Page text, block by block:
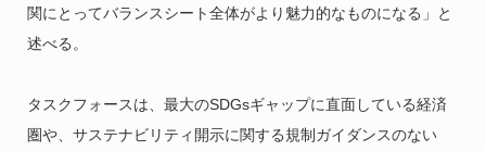
関にとってバランスシート全体がより魅力的なものになる」と
述べる。
タスクフォースは、最大のSDGsギャップに直面している経済
圏や、サステナビリティ開示に関する規制ガイダンスのない